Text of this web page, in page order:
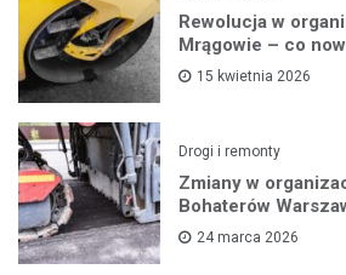
Rewolucja w
Mrągowie – co
15 kwietnia 2026
Drogi i remonty
Zmiany w
Bohaterów
24 marca 2026